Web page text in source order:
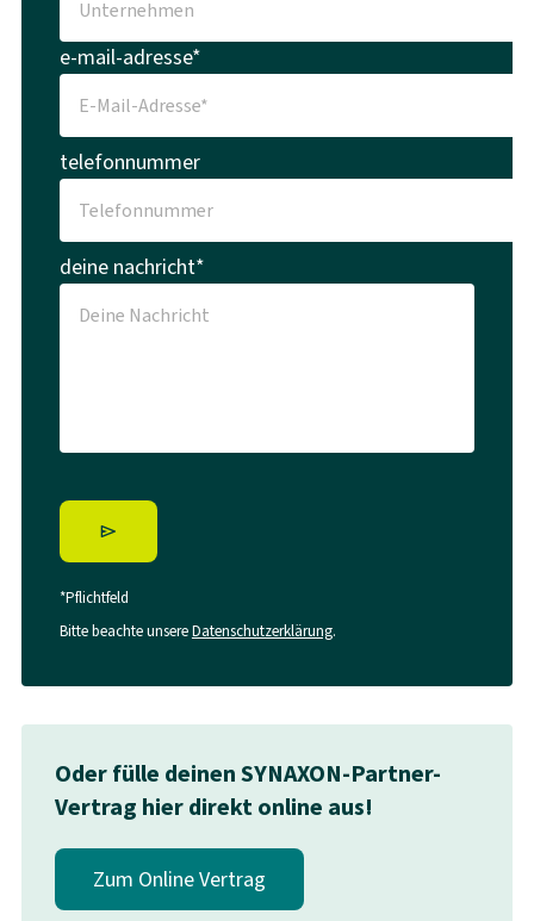
e-mail-adresse*
telefonnummer
deine nachricht*
*Pflichtfeld
Bitte beachte unsereDatenschutzerklärung.
Oder fülle deinen SYNAXON-Partner-
Vertrag hier direkt online aus!
Zum Online Vertrag